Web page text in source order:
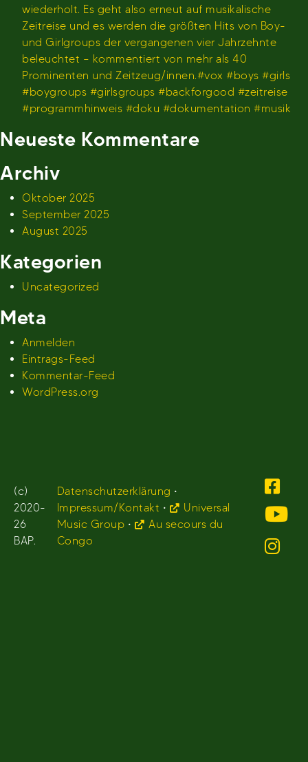
wiederholt. Es geht also erneut auf musikalische
Zeitreise und es werden die größten Hits von Boy-
und Girlgroups der vergangenen vier Jahrzehnte
beleuchtet – kommentiert von mehr als 40
Prominenten und Zeitzeug/innen.#vox #boys #girls
#boygroups #girlsgroups #backforgood #zeitreise
#programmhinweis #doku #dokumentation #musik
Neueste Kommentare
Archiv
Oktober 2025
September 2025
August 2025
Kategorien
Uncategorized
Meta
Anmelden
Eintrags-Feed
Kommentar-Feed
WordPress.org
(c)
2020-
26
BAP.
Datenschutzerklärung •
Impressum/Kontakt •
Universal
Music Group •
Au secours du
Congo